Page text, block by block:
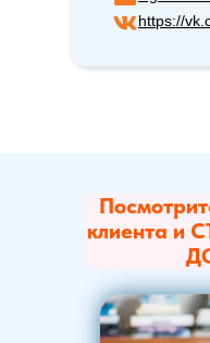
https://
клиента и